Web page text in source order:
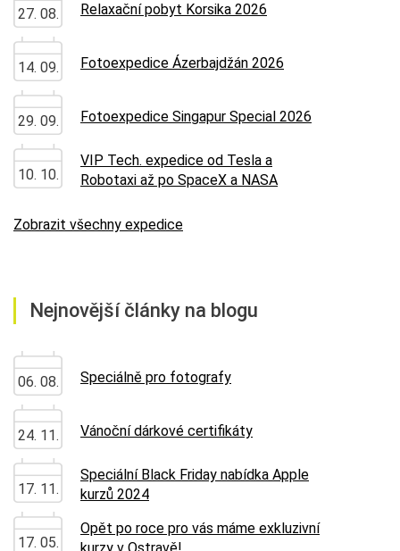
27. 08. Relaxační pobyt Korsika 2026
14. 09. Fotoexpedice Ázerbajdžán 2026
29. 09. Fotoexpedice Singapur Special 2026
10. 10.
VIP Tech. expedice od Tesla a
Robotaxi až po SpaceX a NASA
Zobrazit všechny expedice
Nejnovější články na blogu
06. 08. Speciálně pro fotografy
24. 11. Vánoční dárkové certifikáty
17. 11.
Speciální Black Friday nabídka Apple
kurzů 2024
17. 05.
Opět po roce pro vás máme exkluzivní